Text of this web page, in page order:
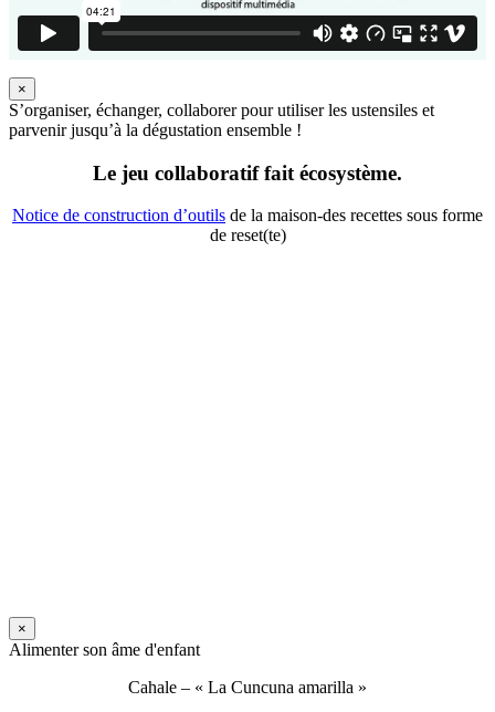
×
S’organiser, échanger, collaborer pour utiliser les ustensiles et
parvenir jusqu’à la dégustation ensemble !
Le jeu collaboratif fait écosystème.
Notice de construction d’outils de la maison-des recettes sous forme
de reset(te)
×
Alimenter son âme d'enfant
Cahale – « La Cuncuna amarilla »